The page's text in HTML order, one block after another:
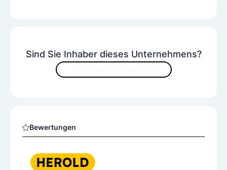
Sind Sie Inhaber dieses Unternehmens?
Bewertungen